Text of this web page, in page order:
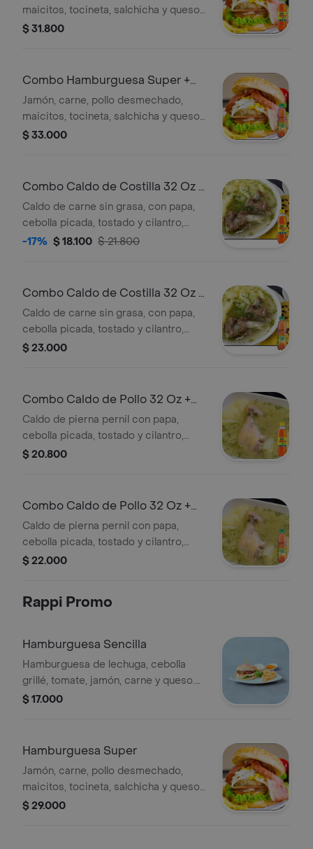
maicitos, tocineta, salchicha y queso,
lechuga, cebolla grillé, tomate,
$ 31.800
Combo Hamburguesa Super +
Mr Tea Durazno 400 ml
Jamón, carne, pollo desmechado,
maicitos, tocineta, salchicha y queso,
lechuga, cebolla grillé, tomate,
$ 33.000
Combo Caldo de Costilla 32 Oz +
Colombiana 250 ml
Caldo de carne sin grasa, con papa,
cebolla picada, tostado y cilantro,
acompañado de doble arepa amarilla.
-17% $ 18.100 $ 21.800
Combo Caldo de Costilla 32 Oz +
Mr Tea Durazno 400 ml
Caldo de carne sin grasa, con papa,
cebolla picada, tostado y cilantro,
acompañado de doble arepa amarilla.
$ 23.000
Combo Caldo de Pollo 32 Oz +
Colombiana 250 ml
Caldo de pierna pernil con papa,
cebolla picada, tostado y cilantro,
acompañado de doble arepa amarilla.
$ 20.800
Combo Caldo de Pollo 32 Oz +
Mr Tea Durazno 400 ml
Caldo de pierna pernil con papa,
cebolla picada, tostado y cilantro,
acompañado de doble arepa amarilla.
$ 22.000
Rappi Promo
Hamburguesa Sencilla
Hamburguesa de lechuga, cebolla
grillé, tomate, jamón, carne y queso.
acompañada de papa.
$ 17.000
Hamburguesa Super
Jamón, carne, pollo desmechado,
maicitos, tocineta, salchicha y queso,
lechuga, cebolla grillé, tomate,
$ 29.000